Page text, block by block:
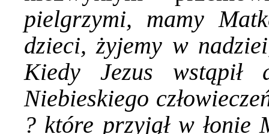
pielgrzymi, mamy
dzieci, żyjemy w
Kiedy Jezus wstąpił
Niebieskiego
? które przyjął w